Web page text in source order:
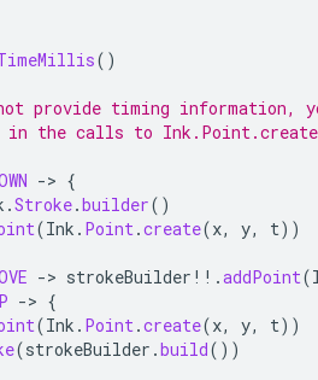
()
provide timing information,
the calls to Ink.Point.create
-> {
.Stroke.builder()
(Ink . Point.create(x, y, t))
-> strokeBuilder !! .addPoint(
-> {
(Ink . Point.create(x, y, t))
(strokeBuilder .build())